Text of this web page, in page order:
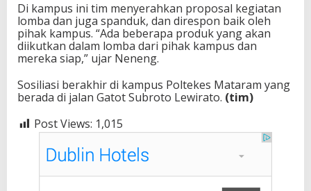
Di kampus ini tim menyerahkan proposal kegiatan
lomba dan juga spanduk, dan direspon baik oleh
pihak kampus. “Ada beberapa produk yang akan
diikutkan dalam lomba dari pihak kampus dan
mereka siap,” ujar Neneng.
Sosiliasi berakhir di kampus Poltekes Mataram yang
berada di jalan Gatot Subroto Lewirato. (tim)
Post Views: 1,015